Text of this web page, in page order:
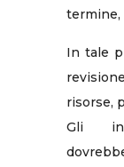
termine,
In tale
risorse,
Gli